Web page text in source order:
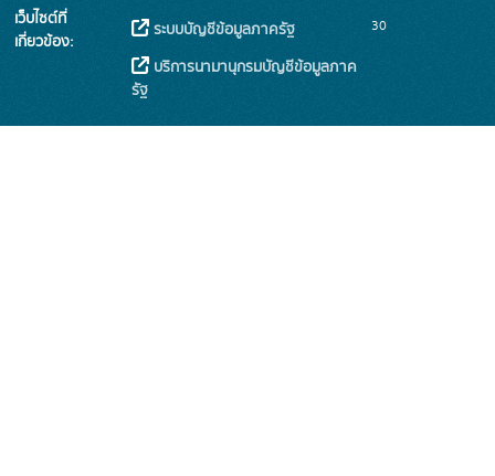
เว็บไซต์ที่
เกี่ยวข้อง:
ระบบบัญชีข้อมูลภาครัฐ
บริการนามานุกรมบัญชีข้อมูลภาค
รัฐ
30